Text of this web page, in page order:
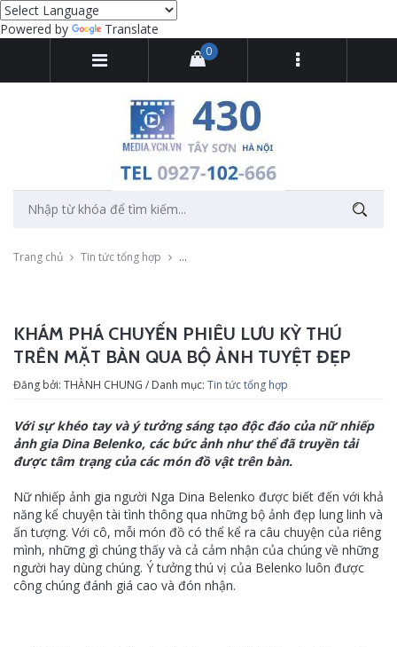
Powered by Translate
0
Trang chủ Tin tức tổng hợp Khám phá chuyến phiêu lưu kỳ thú trên
KHÁM PHÁ CHUYẾN PHIÊU LƯU KỲ THÚ
TRÊN MẶT BÀN QUA BỘ ẢNH TUYỆT ĐẸP
Đăng bởi: THÀNH CHUNG / Danh mục: Tin tức tổng hợp
Với sự khéo tay và ý tưởng sáng tạo độc đáo của nữ nhiếp
ảnh gia Dina Belenko, các bức ảnh như thể đã truyền tải
được tâm trạng của các món đồ vật trên bàn.
Nữ nhiếp ảnh gia người Nga Dina Belenko được biết đến với khả
năng kể chuyện tài tình thông qua những bộ ảnh đẹp lung linh và
ấn tượng. Với cô, mỗi món đồ có thể kể ra câu chuyện của riêng
mình, những gì chúng thấy và cả cảm nhận của chúng về những
người hay dùng chúng. Ý tưởng thú vị của Belenko luôn được
công chúng đánh giá cao và đón nhận.